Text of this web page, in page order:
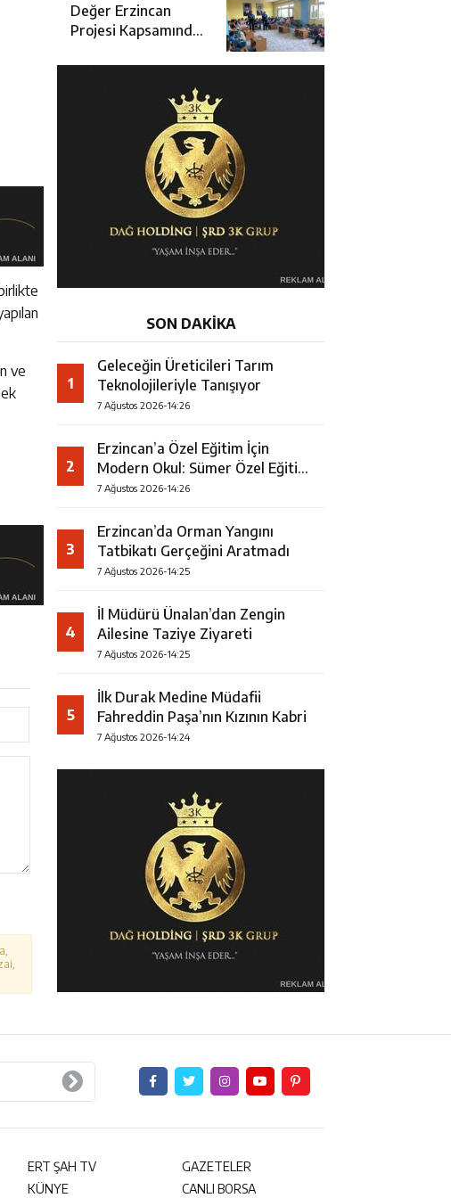
ve
Toplantısı
Değer Erzincan
Projesi Kapsamında
Eğitimi
SON DAKİKA
1
Geleceğin Üreticileri Tarım
Teknolojileriyle Tanışıyor
7 Ağustos 2026-14:26
2
Erzincan’a Özel Eğitim İçin
Modern Okul: Sümer Özel Eğitim
Meslek Okulu Protokolü
7 Ağustos 2026-14:26
3
Erzincan’da Orman Yangını
Tatbikatı Gerçeğini Aratmadı
7 Ağustos 2026-14:25
4
İl Müdürü Ünalan’dan Zengin
Ailesine Taziye Ziyareti
7 Ağustos 2026-14:25
5
İlk Durak Medine Müdafii
Fahreddin Paşa’nın Kızının Kabri
7 Ağustos 2026-14:24
ERT ŞAH TV
GAZETELER
KÜNYE
CANLI BORSA